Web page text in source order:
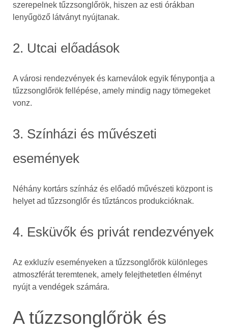
szerepelnek tűzzsonglőrök, hiszen az esti órákban
lenyűgöző látványt nyújtanak.
2. Utcai előadások
A városi rendezvények és karneválok egyik fénypontja a
tűzzsonglőrök fellépése, amely mindig nagy tömegeket
vonz.
3. Színházi és művészeti
események
Néhány kortárs színház és előadó művészeti központ is
helyet ad tűzzsonglőr és tűztáncos produkcióknak.
4. Esküvők és privát rendezvények
Az exkluzív eseményeken a tűzzsonglőrök különleges
atmoszférát teremtenek, amely felejthetetlen élményt
nyújt a vendégek számára.
A tűzzsonglőrök és